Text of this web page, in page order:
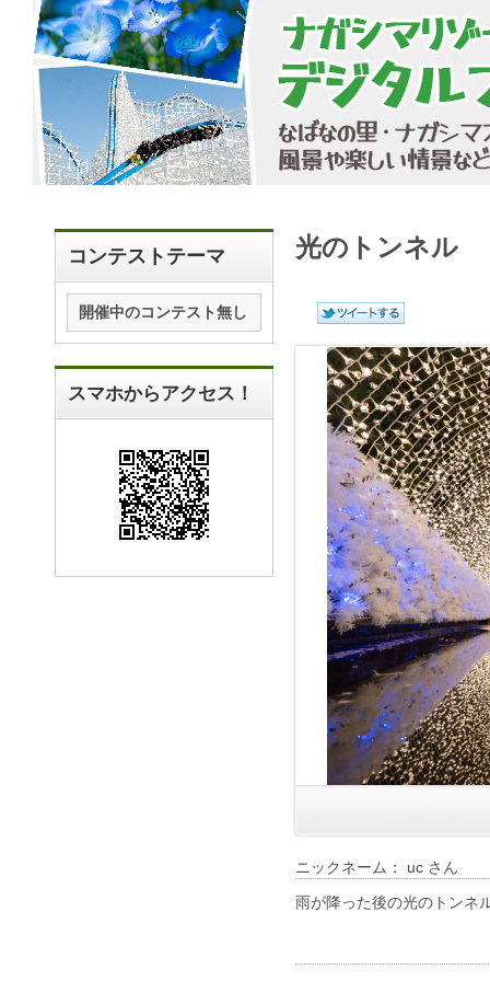
コンテストテーマ
開催中のコンテスト無し
スマホからアクセス！
光のトンネル
ニックネーム： uc さん
雨が降った後の光のトンネ